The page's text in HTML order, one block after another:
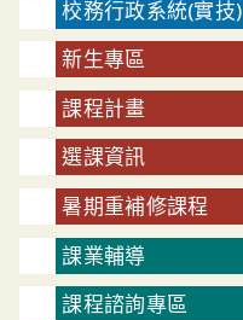
校務行政系統(實技)
新生專區
課程計畫
選課資訊
暑期重補修課程
課業輔導
課程諮詢專區